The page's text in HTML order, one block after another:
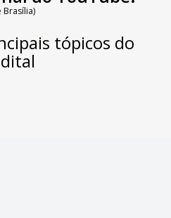
Brasília)
tópicos do